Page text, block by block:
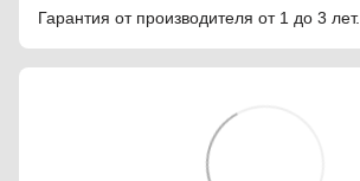
Гарантия от производителя от 1 до 3 лет.